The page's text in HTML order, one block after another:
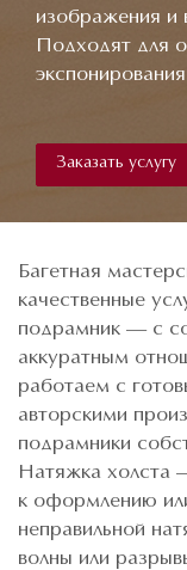
изображения и
Подходят для
Заказать услугу
Багетная
качественные
подрамник — с
аккуратным
работаем с
авторскими
подрамники
Натяжка холста
к оформлению
неправильной
волны или